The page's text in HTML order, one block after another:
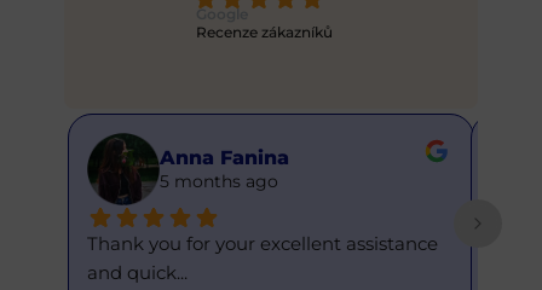
Google
Recenze zákazníků
Anna Fanina
5 months ago
Thank you for your excellent assistance
and quick...
This is